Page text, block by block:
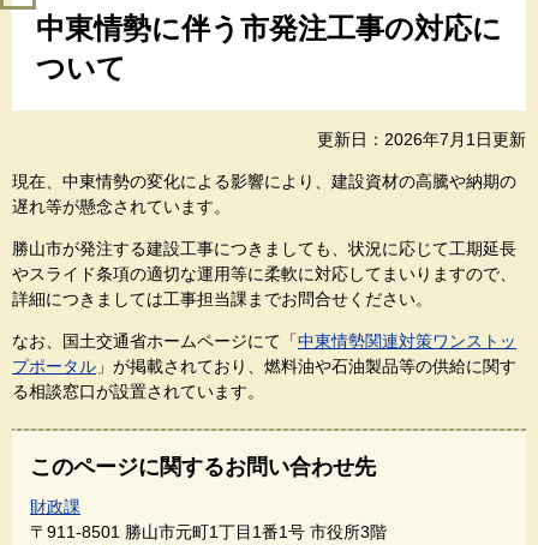
中東情勢に伴う市発注工事の対応に
ついて
更新日：2026年7月1日更新
現在、中東情勢の変化による影響により、建設資材の高騰や納期の
遅れ等が懸念されています。
勝山市が発注する建設工事につきましても、状況に応じて工期延長
やスライド条項の適切な運用等に柔軟に対応してまいりますので、
詳細につきましては工事担当課までお問合せください。
なお、国土交通省ホームページにて「中東情勢関連対策ワンストッ
プポータル 」が掲載されており、燃料油や石油製品等の供給に関す
る相談窓口が設置されています。
このページに関するお問い合わせ先
財政課
〒911-8501 勝山市元町1丁目1番1号 市役所3階